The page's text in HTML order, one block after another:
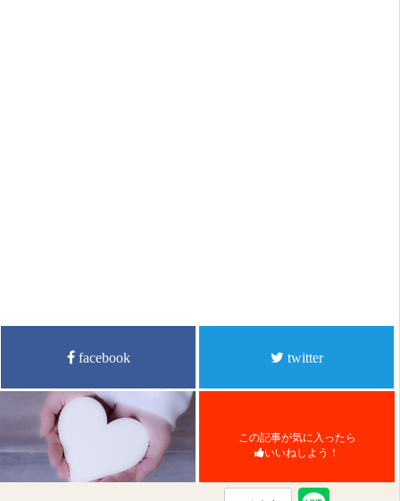
facebook twitter
この記事が気に入ったら
いいねしよう！